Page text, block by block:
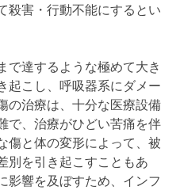
殺害・行動不能にするとい
で達するような極めて大き
起こし、呼吸器系にダメー
の治療は、十分な医療設備
で、治療がひどい苦痛を伴
傷と体の変形によって、被
別を引き起こすこともあ
影響を及ぼすため、インフ